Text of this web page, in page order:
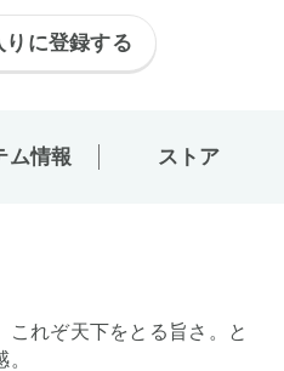
りに登録する
ム情報 ストア
れぞ天下をとる旨さ。と